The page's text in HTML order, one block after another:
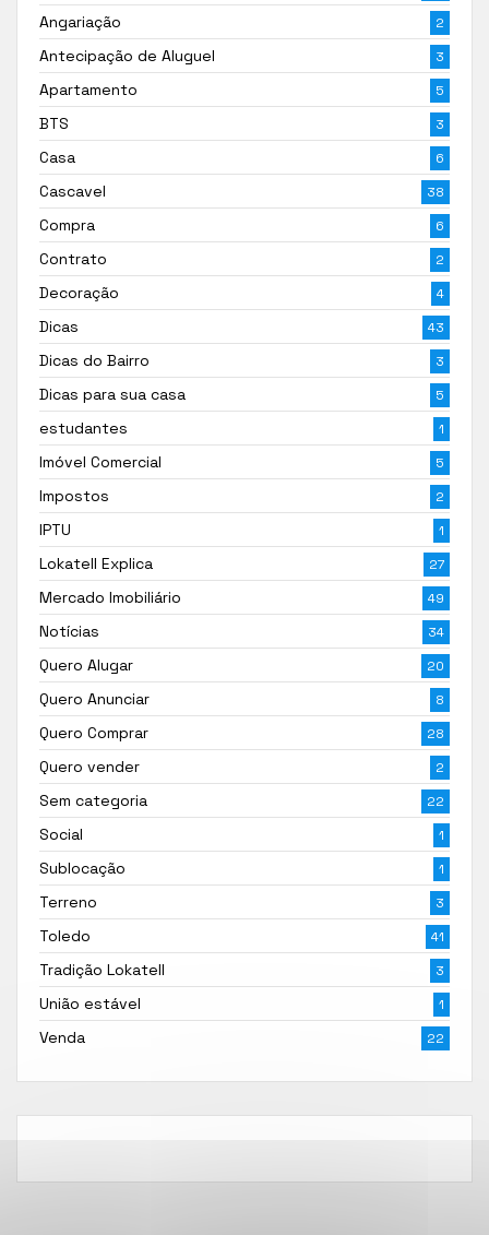
Angariação 2
Antecipação de Aluguel 3
Apartamento 5
BTS 3
Casa 6
Cascavel 38
Compra 6
Contrato 2
Decoração 4
Dicas 43
Dicas do Bairro 3
Dicas para sua casa 5
estudantes 1
Imóvel Comercial 5
Impostos 2
IPTU 1
Lokatell Explica 27
Mercado Imobiliário 49
Notícias 34
Quero Alugar 20
Quero Anunciar 8
Quero Comprar 28
Quero vender 2
Sem categoria 22
Social 1
Sublocação 1
Terreno 3
Toledo 41
Tradição Lokatell 3
União estável 1
Venda 22